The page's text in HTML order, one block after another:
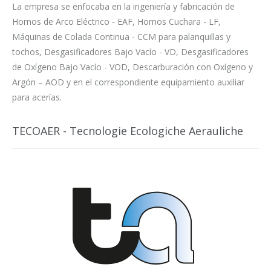
La empresa se enfocaba en la ingeniería y fabricación de
Hornos de Arco Eléctrico - EAF, Hornos Cuchara - LF,
Máquinas de Colada Continua - CCM para palanquillas y
tochos, Desgasificadores Bajo Vacío - VD, Desgasificadores
de Oxígeno Bajo Vacío - VOD, Descarburación con Oxígeno y
Argón – AOD y en el correspondiente equipamiento auxiliar
para acerías.
TECOAER - Tecnologie Ecologiche Aerauliche